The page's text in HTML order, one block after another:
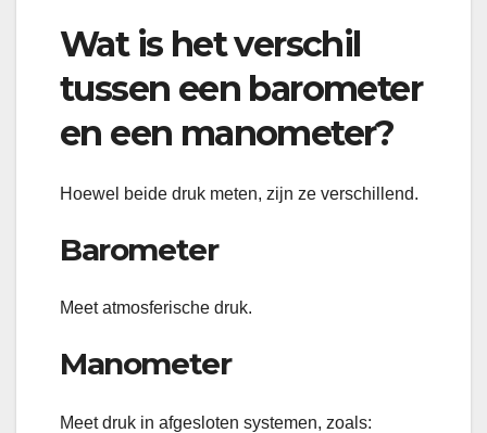
Wat is het verschil
tussen een barometer
en een manometer?
Hoewel beide druk meten, zijn ze verschillend.
Barometer
Meet atmosferische druk.
Manometer
Meet druk in afgesloten systemen, zoals: